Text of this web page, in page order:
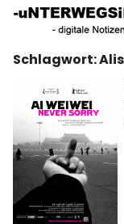
KUNST
Start
AKTUELLE
ÜBER
Schlagwort: